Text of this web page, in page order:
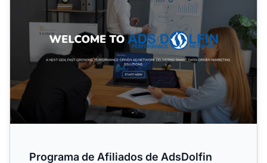
Programa de Afiliados de AdsDolfin